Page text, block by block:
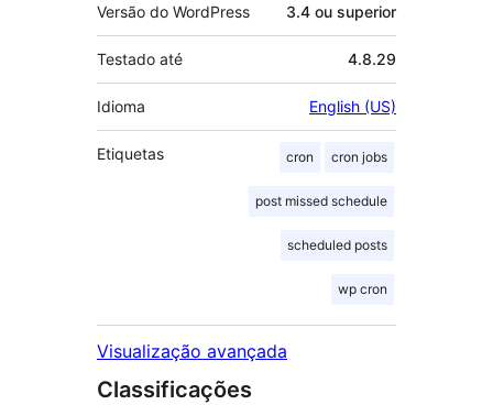
Versão do WordPress 3.4 ou superior
Testado até 4.8.29
Idioma English (US)
Etiquetas cron cron jobs
post missed schedule
scheduled posts
wp cron
Visualização avançada
Classificações